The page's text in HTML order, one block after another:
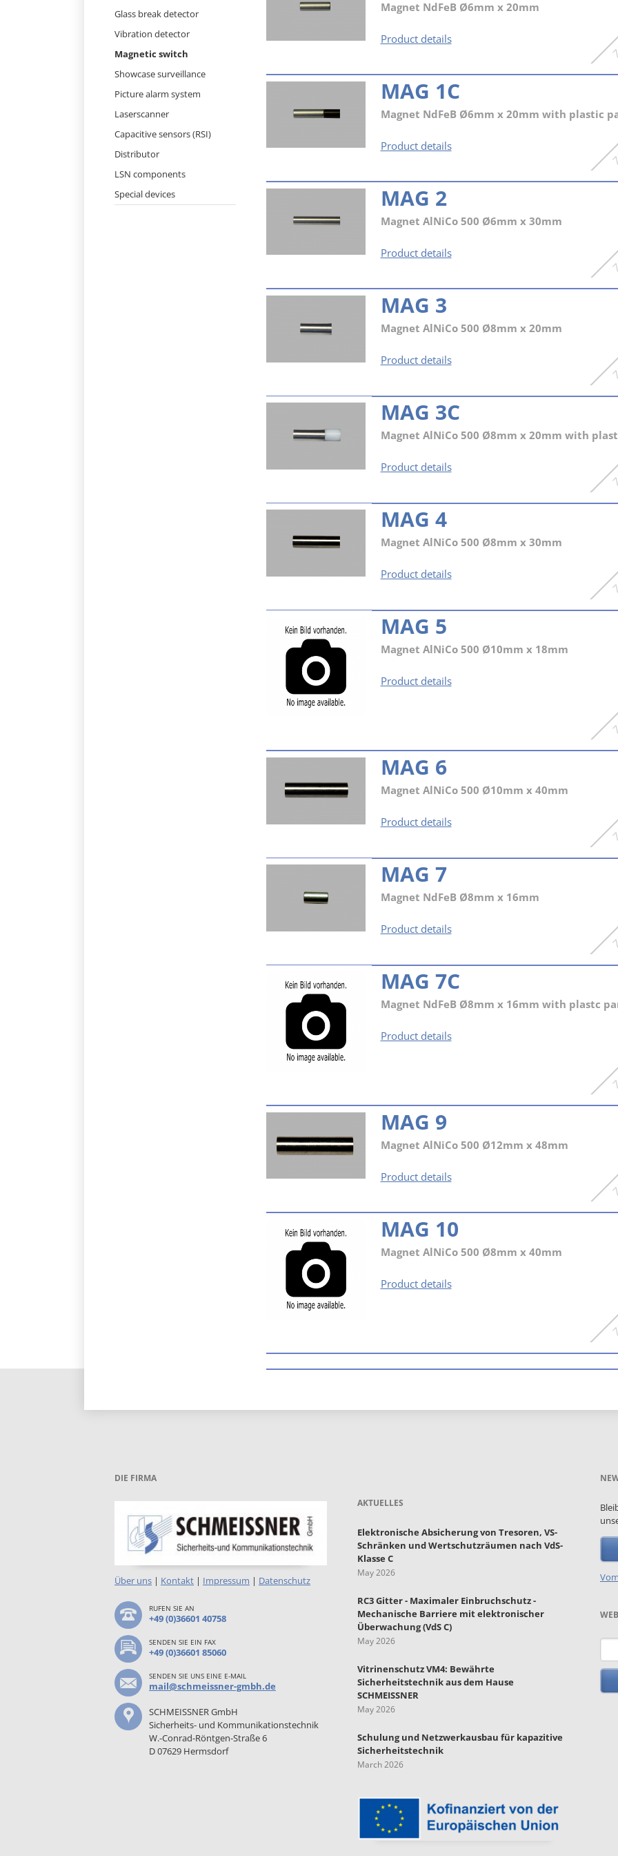
Skip
Glass break detector
Vibration detector
Magnetic switch
Showcase surveillance
Picture alarm system
Laserscanner
Capacitive sensors (RSI)
Distributor
LSN components
Special devices
Magnet NdFeB Ø6mm x 20mm
Product detailsMAG
MAG 1C
Magnet NdFeB Ø6mm x 20mm with plastic
Product detailsMAG
MAG 2
Magnet AlNiCo 500 Ø6mm x 30mm
Product detailsMAG
MAG 3
Magnet AlNiCo 500 Ø8mm x 20mm
Product detailsMAG
MAG 3C
Magnet AlNiCo 500 Ø8mm x 20mm with
Product detailsMAG
MAG 4
Magnet AlNiCo 500 Ø8mm x 30mm
Product detailsMAG
MAG 5
Magnet AlNiCo 500 Ø10mm x 18mm
Product detailsMAG
MAG 6
Magnet AlNiCo 500 Ø10mm x 40mm
Product detailsMAG
MAG 7
Magnet NdFeB Ø8mm x 16mm
Product detailsMAG
MAG 7C
Magnet NdFeB Ø8mm x 16mm with plastc
Product detailsMAG
MAG 9
Magnet AlNiCo 500 Ø12mm x 48mm
Product detailsMAG
MAG 10
Magnet AlNiCo 500 Ø8mm x 40mm
Product detailsMAG
DIE FIRMA
Über uns | Kontakt | Impressum | Datenschutz
RUFEN SIE AN
+49 (0)36601 40758
SENDEN SIE EIN FAX
+49 (0)36601 85060
SENDEN SIE UNS EINE E-MAIL
mail@schmeissner-gmbh.de
SCHMEISSNER GmbH
Sicherheits- und Kommunikationstechnik
W.-Conrad-Röntgen-Straße 6
D 07629 Hermsdorf
AKTUELLES
Elektronische Absicherung von Tresoren, VS-
Schränken und Wertschutzräumen nach VdS-
Klasse C
May 2026
RC3 Gitter - Maximaler Einbruchschutz -
Mechanische Barriere mit elektronischer
Überwachung (VdS C)
May 2026
Vitrinenschutz VM4: Bewährte
Sicherheitstechnik aus dem Hause
SCHMEISSNER
May 2026
Schulung und Netzwerkausbau für kapazitive
Sicherheitstechnik
March 2026